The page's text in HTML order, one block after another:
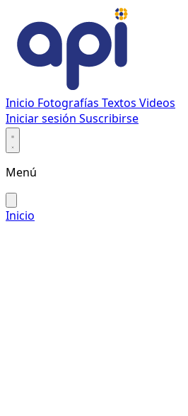
Inicio Fotografías Textos Videos
Iniciar sesión Suscribirse
Menú
Inicio